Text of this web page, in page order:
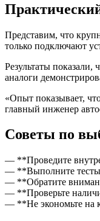
Представим, что
только подключают
Результаты
аналоги
«Опыт показывает,
главный инженер
Советы по
— **Проведите
— **Выполните тесты
— **Обратите
— **Проверьте
— **Не экономьте на